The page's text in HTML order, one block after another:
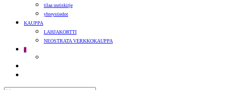
tilaa uutiskirje
yhteystiedot
KAUPPA
LAHJAKORTTI
NEOSTRATA VERKKOKAUPPA
0